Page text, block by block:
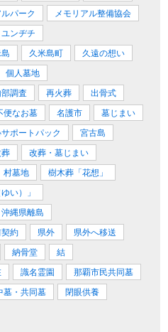
パーク
メモリアル整備協会
ユンヂチ
久米島町
久遠の想い
個人墓地
部調査 再火葬
出骨式
便なお墓 名護市
墓じまい
ポートパック
宮古島
改葬・墓じまい
村墓地
樹木葬「花想」
い）」
沖縄県離島
約 県外
県外へ移送
納骨堂
結
識名霊園
那覇市民共同墓
墓・共同墓
閉眼供養